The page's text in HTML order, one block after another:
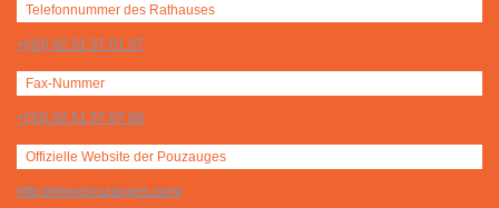
Telefonnummer des Rathauses
+(33) 02 51 57 01 37
Fax-Nummer
+(33) 02 51 57 07 69
Offizielle Website der Pouzauges
http://www.pouzauges.com/